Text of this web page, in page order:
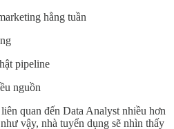
hằng tuần
pipeline
nguồn
quan đến Data Analyst nhiều hơn
vậy, nhà tuyển dụng sẽ nhìn thấy